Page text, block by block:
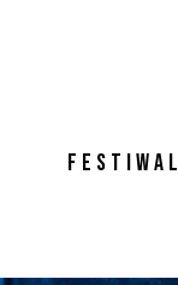
FESTIWAL